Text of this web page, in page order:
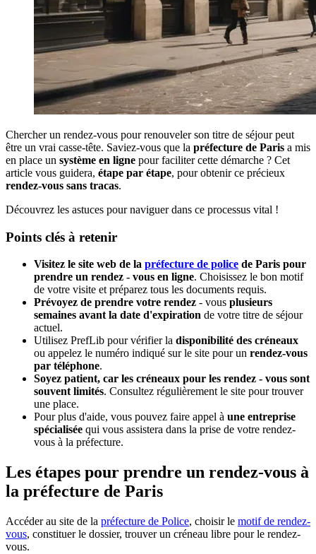
Chercher un rendez-vous pour renouveler son titre de séjour peut
être un vrai casse-tête. Saviez-vous que la préfecture de Paris a mis
en place un système en ligne pour faciliter cette démarche ? Cet
article vous guidera, étape par étape, pour obtenir ce précieux
rendez-vous sans tracas.
Découvrez les astuces pour naviguer dans ce processus vital !
Points clés à retenir
Visitez le site web de la préfecture de police de Paris pour
prendre un rendez - vous en ligne. Choisissez le bon motif
de votre visite et préparez tous les documents requis.
Prévoyez de prendre votre rendez - vous plusieurs
semaines avant la date d'expiration de votre titre de séjour
actuel.
Utilisez PrefLib pour vérifier la disponibilité des créneaux
ou appelez le numéro indiqué sur le site pour un rendez-vous
par téléphone.
Soyez patient, car les créneaux pour les rendez - vous sont
souvent limités. Consultez régulièrement le site pour trouver
une place.
Pour plus d'aide, vous pouvez faire appel à une entreprise
spécialisée qui vous assistera dans la prise de votre rendez-
vous à la préfecture.
Les étapes pour prendre un rendez-vous à
la préfecture de Paris
Accéder au site de la préfecture de Police, choisir le motif de rendez-
vous, constituer le dossier, trouver un créneau libre pour le rendez-
vous.